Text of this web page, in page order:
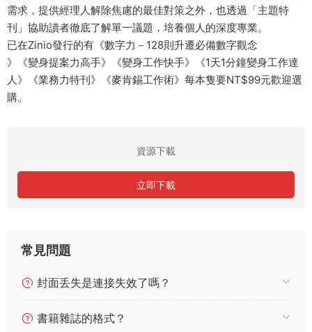
需求，提供經理人解除焦慮的最佳對策之外，也透過「主題特
刊」協助讀者徹底了解單一議題，培養個人的深度專業。
已在Zinio發行的有《數字力－128則升遷必備數字觀念
》《變身提案力高手》《變身工作快手》《1天1分鐘變身工作達
人》《業務力特刊》《麥肯錫工作術》每本隻要NT$99元歡迎選
購。
資源下載
立即下載
常見問題
封面丢失是連接失效了嗎？
書籍雜誌的格式？